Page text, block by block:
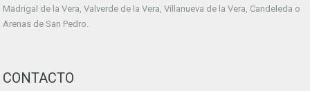
Madrigal de la Vera, Valverde de la Vera, Villanueva de la Vera, Candeleda o
Arenas de San Pedro.
CONTACTO